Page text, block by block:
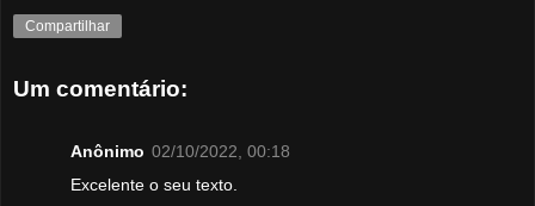
Compartilhar
Um comentário:
Anônimo 02/10/2022, 00:18
Excelente o seu texto.